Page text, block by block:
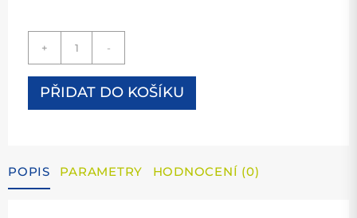
+
830
-
PŘIDAT DO KOŠÍKU
POPIS PARAMETRY HODNOCENÍ (0)